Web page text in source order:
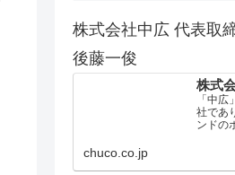
株式会社中広 代表取
後藤一俊
株式
「中
社であ
ンドの
chuco.co.jp